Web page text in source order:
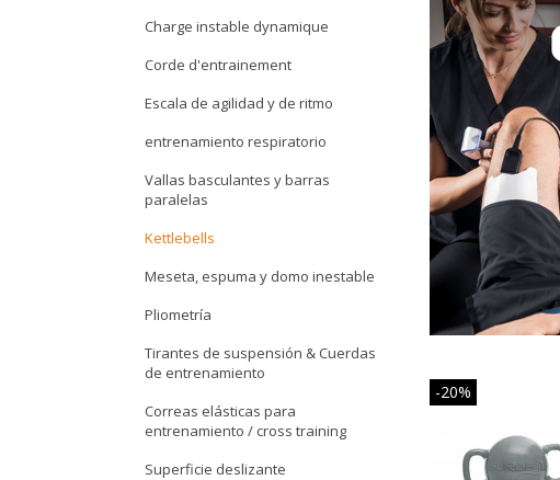
Charge instable dynamique
Corde d'entrainement
Escala de agilidad y de ritmo
entrenamiento respiratorio
Vallas basculantes y barras
paralelas
Kettlebells
Meseta, espuma y domo inestable
Pliometría
Tirantes de suspensión & Cuerdas
de entrenamiento
Correas elásticas para
entrenamiento / cross training
Superficie deslizante
-20%